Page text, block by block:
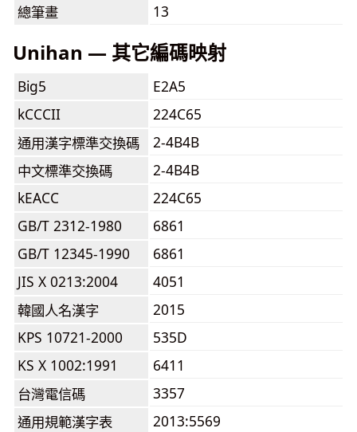
總筆畫
13
Unihan — 其它編碼映射
Big5
E2A5
kCCCII
224C65
通用漢字標準交換碼
2-4B4B
中文標準交換碼
2-4B4B
kEACC
224C65
GB/T 2312-1980
6861
GB/T 12345-1990
6861
JIS X 0213:2004
4051
韓國人名漢字
2015
KPS 10721-2000
535D
KS X 1002:1991
6411
台灣電信碼
3357
通用規範漢字表
2013:5569